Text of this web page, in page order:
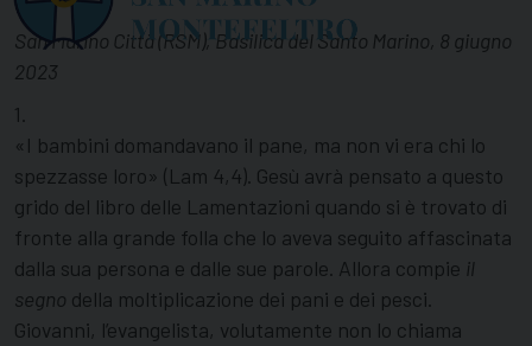
San Marino Città (RSM), Basilica del Santo Marino, 8 giugno
2023
1.
«I bambini domandavano il pane, ma non vi era chi lo
spezzasse loro» (Lam 4,4). Gesù avrà pensato a questo
grido del libro delle Lamentazioni quando si è trovato di
fronte alla grande folla che lo aveva seguito affascinata
dalla sua persona e dalle sue parole. Allora compie il
segno della moltiplicazione dei pani e dei pesci.
Giovanni, l’evangelista, volutamente non lo chiama